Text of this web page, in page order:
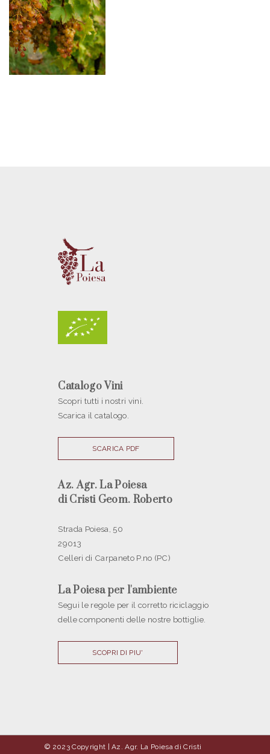
Catalogo Vini
Scopri tutti i nostri vini.
Scarica il catalogo.
SCARICA PDF
Az. Agr. La Poiesa
di Cristi Geom. Roberto
Strada Poiesa, 50
29013
Celleri di Carpaneto P.no (PC)
La Poiesa per l'ambiente
Segui le regole per il corretto riciclaggio
delle componenti delle nostre bottiglie.
SCOPRI DI PIU'
© 2023 Copyright | Az. Agr. La Poiesa di Cristi